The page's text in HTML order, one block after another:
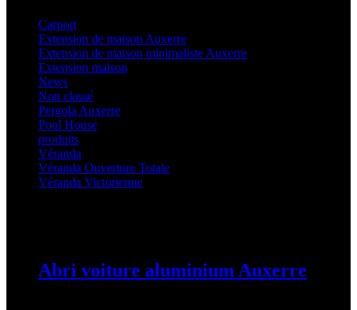
Carport(36)
Extension de maison Auxerre
Extension de maison minimaliste Auxerre
Extension maison
News
Non classé
Pergola Auxerre
Pool House
produits
Véranda
Véranda Ouverture Totale
Véranda Victorienne
Abri voiture aluminium Auxerre